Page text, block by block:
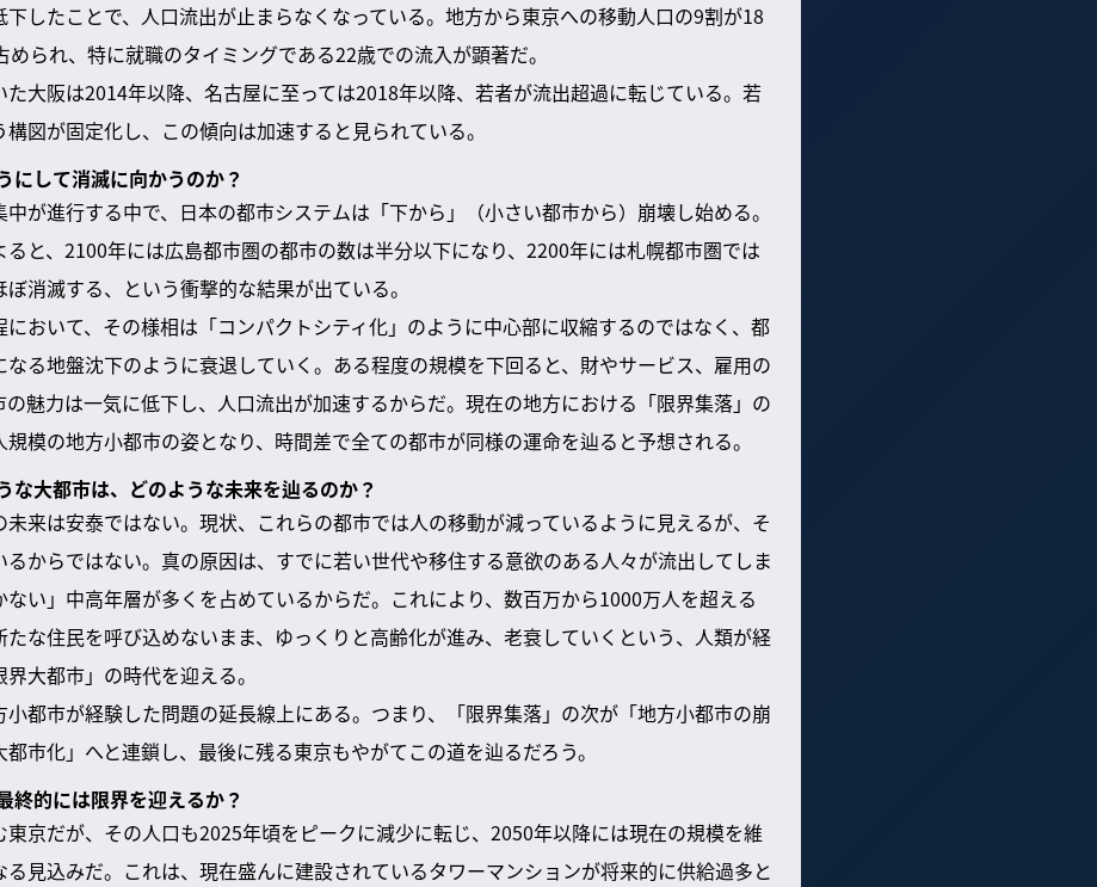
したことで、人口流出が止まらなくなっている。地方から東京への移動人口の9割が18
られ、特に就職のタイミングである22歳での流入が顕著だ。
大阪は2014年以降、名古屋に至っては2018年以降、若者が流出超過に転じている。若
図が固定化し、この傾向は加速すると見られている。
にして消滅に向かうのか？
が進行する中で、日本の都市システムは「下から」（小さい都市から）崩壊し始める。
と、2100年には広島都市圏の都市の数は半分以下になり、2200年には札幌都市圏では
消滅する、という衝撃的な結果が出ている。
おいて、その様相は「コンパクトシティ化」のように中心部に収縮するのではなく、都
る地盤沈下のように衰退していく。ある程度の規模を下回ると、財やサービス、雇用の
魅力は一気に低下し、人口流出が加速するからだ。現在の地方における「限界集落」の
模の地方小都市の姿となり、時間差で全ての都市が同様の運命を辿ると予想される。
な大都市は、どのような未来を辿るのか？
来は安泰ではない。現状、これらの都市では人の移動が減っているように見えるが、そ
からではない。真の原因は、すでに若い世代や移住する意欲のある人々が流出してしま
ない」中高年層が多くを占めているからだ。これにより、数百万から1000万人を超える
な住民を呼び込めないまま、ゆっくりと高齢化が進み、老衰していくという、人類が経
大都市」の時代を迎える。
小都市が経験した問題の延長線上にある。つまり、「限界集落」の次が「地方小都市の崩
市化」へと連鎖し、最後に残る東京もやがてこの道を辿るだろう。
終的には限界を迎えるか？
京だが、その人口も2025年頃をピークに減少に転じ、2050年以降には現在の規模を維
見込みだ。これは、現在盛んに建設されているタワーマンションが将来的に供給過多と